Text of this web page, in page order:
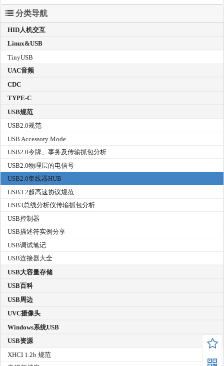
分类导航
HID人机交互
Linux&USB
TinyUSB
UAC音频
CDC
TYPE-C
USB规范
USB2.0规范
USB Accessory Mode
USB2.0令牌、事务及传输抓包分析
USB2.0物理层的电信号
USB2.0集线器HUB
USB3.2超高速协议规范
USB3总线分析仪传输抓包分析
USB控制器
USB描述符实例分享
USB调试笔记
USB连接器大全
USB大容量存储
USB百科
USB周边
UVC摄像头
Windows系统USB
USB资源
XHCI 1.2b 规范